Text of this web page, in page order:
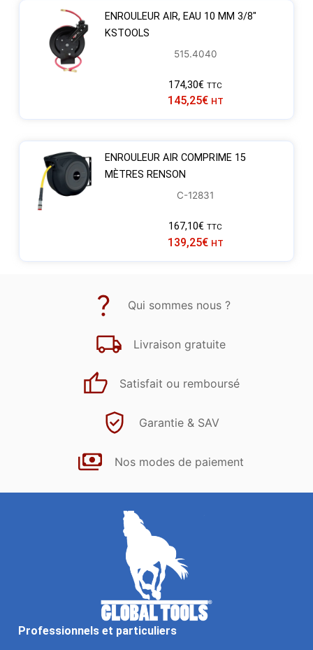
ENROULEUR AIR, EAU 10 MM 3/8″
KSTOOLS
515.4040
174,30€ TTC
145,25€ HT
ENROULEUR AIR COMPRIME 15
MÈTRES RENSON
C-12831
167,10€ TTC
139,25€ HT
Qui sommes nous ?
Livraison gratuite
Satisfait ou remboursé
Garantie & SAV
Nos modes de paiement
Professionnels et particuliers